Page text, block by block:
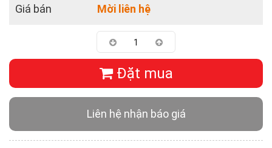
Giá bán Mời liên hệ
Đặt mua
Liên hệ nhận báo giá